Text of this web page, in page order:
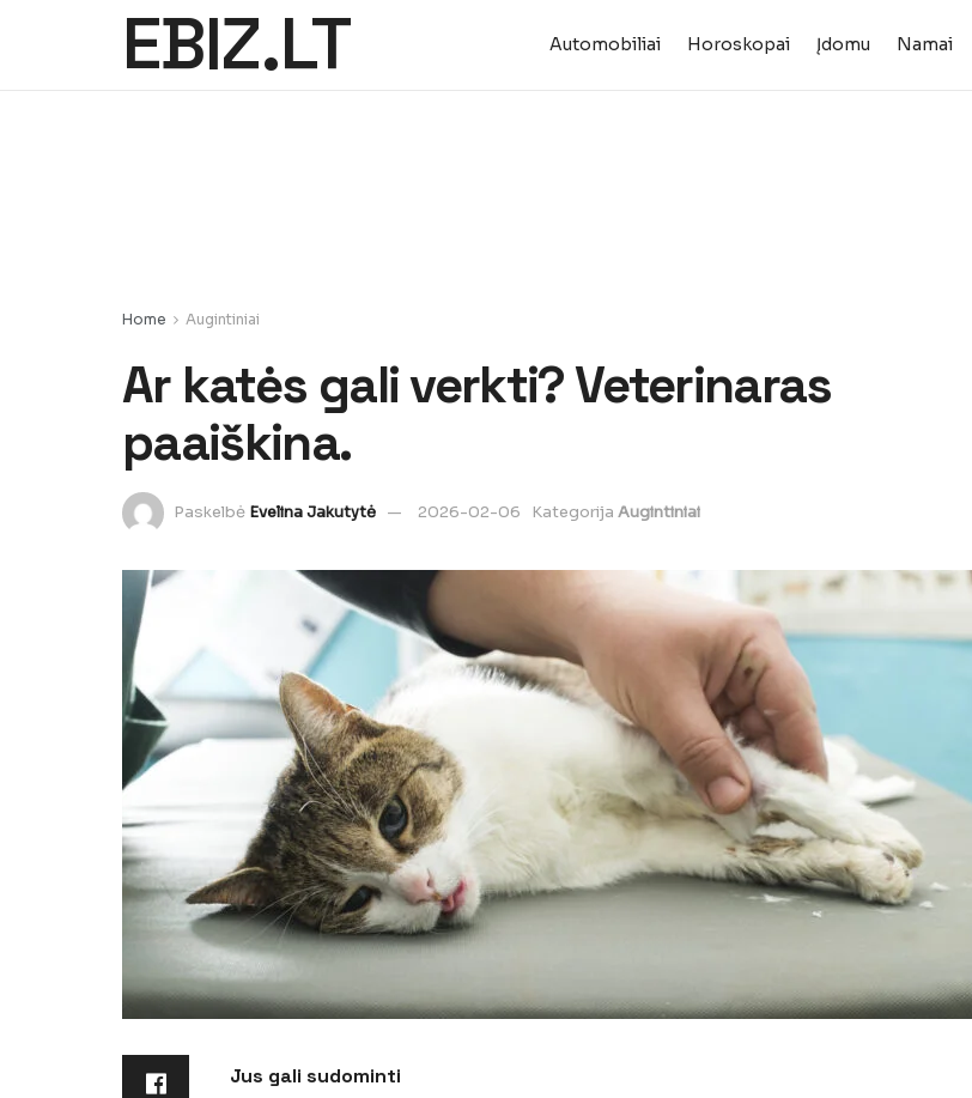
EBIZ.LT Automobiliai Horoskopai Įdomu Namai
Home Augintiniai
Ar katės gali verkti? Veterinaras
paaiškina.
Paskelbė Evelina Jakutytė 2026-02-06 Kategorija Augintiniai
Jus gali sudominti